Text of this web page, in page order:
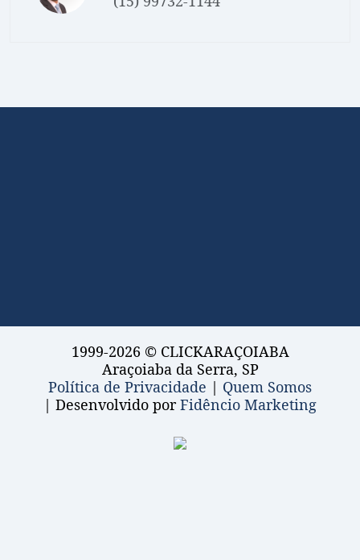
1999-2026 © CLICKARAÇOIABA
Araçoiaba da Serra, SP
Política de Privacidade | Quem Somos
| Desenvolvido porFidêncio Marketing